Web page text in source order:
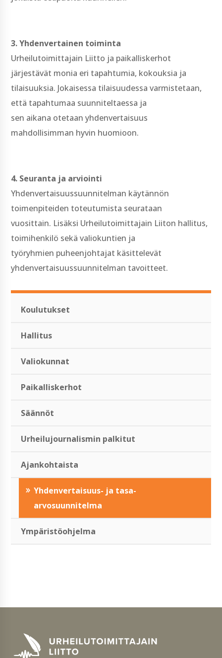
3. Yhdenvertainen toiminta
Urheilutoimittajain Liitto ja paikalliskerhot
järjestävät monia eri tapahtumia, kokouksia ja
tilaisuuksia. Jokaisessa tilaisuudessa varmistetaan,
että tapahtumaa suunniteltaessa ja
sen aikana otetaan yhdenvertaisuus
mahdollisimman hyvin huomioon.
4. Seuranta ja arviointi
Yhdenvertaisuussuunnitelman käytännön
toimenpiteiden toteutumista seurataan
vuosittain. Lisäksi Urheilutoimittajain Liiton hallitus,
toimihenkilö sekä valiokuntien ja
työryhmien puheenjohtajat käsittelevät
yhdenvertaisuussuunnitelman tavoitteet.
Koulutukset
Hallitus
Valiokunnat
Paikalliskerhot
Säännöt
Urheilujournalismin palkitut
Ajankohtaista
Yhdenvertaisuus- ja tasa-
arvosuunnitelma
Ympäristöohjelma